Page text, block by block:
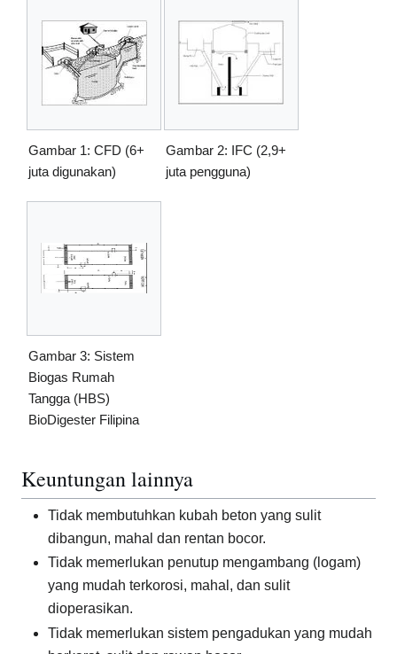
Gambar 1: CFD (6+
juta digunakan)
Gambar 2: IFC (2,9+
juta pengguna)
Gambar 3: Sistem
Biogas Rumah
Tangga (HBS)
BioDigester Filipina
Keuntungan lainnya
Tidak membutuhkan kubah beton yang sulit
dibangun, mahal dan rentan bocor.
Tidak memerlukan penutup mengambang (logam)
yang mudah terkorosi, mahal, dan sulit
dioperasikan.
Tidak memerlukan sistem pengadukan yang mudah